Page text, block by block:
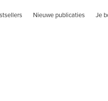
Nieuwe publicaties Je